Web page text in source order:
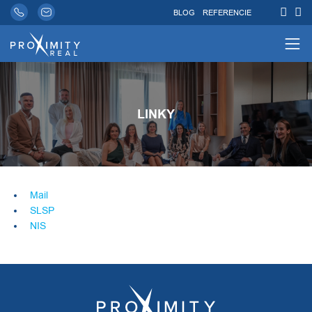
BLOG REFERENCIE
LINKY
Mail
SLSP
NIS